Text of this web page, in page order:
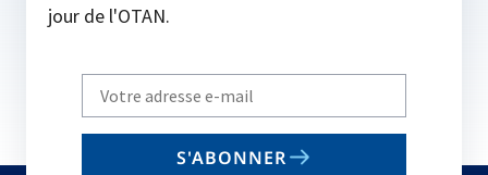
jour de l'OTAN.
Write
your
email
S'ABONNER